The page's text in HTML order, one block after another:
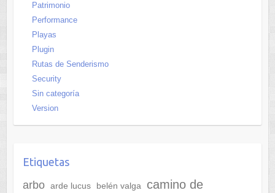
Patrimonio
Performance
Playas
Plugin
Rutas de Senderismo
Security
Sin categoría
Version
Etiquetas
arbo arde lucus belén valga
camino de